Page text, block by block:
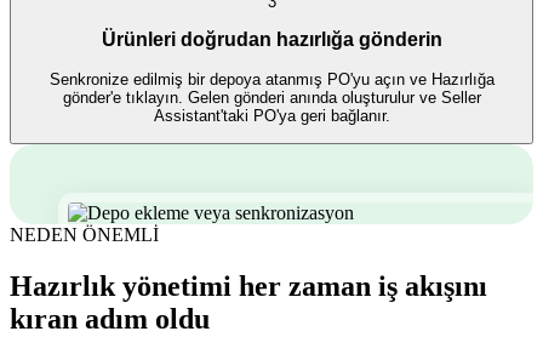
Ürünleri doğrudan hazırlığa gönderin
Senkronize edilmiş bir depoya atanmış PO'yu açın ve Hazırlığa
gönder'e tıklayın. Gelen gönderi anında oluşturulur ve Seller
Assistant'taki PO'ya geri bağlanır.
NEDEN ÖNEMLİ
Hazırlık yönetimi her zaman iş akışını
kıran adım oldu